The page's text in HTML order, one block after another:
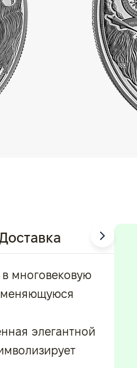
многовековую
меняющуюся
элегантной